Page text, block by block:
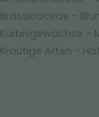
Brassicaceae -
Kürbisgewächse -
Krautige Arten -